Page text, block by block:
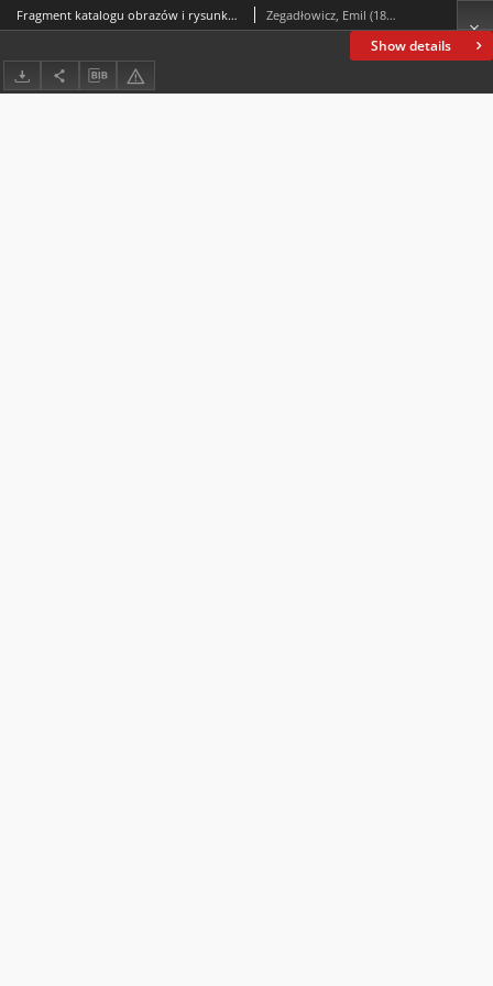
Show details
Fragment katalogu obrazów i rysunków Ludwika Misky’ego Zegadłowicz, Emil (1888-1941)